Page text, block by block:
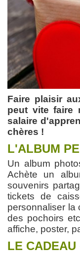
Faire plaisir
peut vite faire
salaire
chères !
L'ALBUM
Un album
Achète un
souvenirs
tickets de
personnaliser la
des pochoirs
affiche, poster,
LE CADEAU